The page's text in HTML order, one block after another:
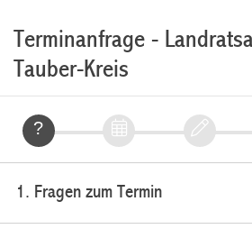
Terminanfrage -
Tauber-Kreis
1. Fragen zum Termin